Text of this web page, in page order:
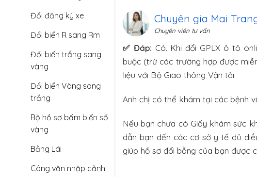
Đổi đăng ký xe
Đổi biển R sang Rm
Đổi biển trắng sang
vàng
Đổi biển Vàng sang
trắng
Bộ hồ sơ bấm biển số
vàng
Bằng Lái
Công văn nhập cảnh
Chuyên gia Mai
Chuyên viên tư vấn
✅ Đáp: Có. Khi đổi GPLX ô tô
buộc (trừ các trường hợp được
liệu với Bộ Giao thông Vận tải.
Anh chị có thể khám tại các bệnh
Nếu bạn chưa có Giấy khám sức
dẫn bạn đến các cơ sở y tế đủ
giúp hồ sơ đổi bằng của bạn được